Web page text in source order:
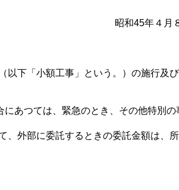
昭和45年４月
以下「小額工事」という。）の施行及び
あつては、緊急のとき、その他特別の
外部に委託するときの委託金額は、